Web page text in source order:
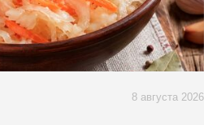
8 августа 2026